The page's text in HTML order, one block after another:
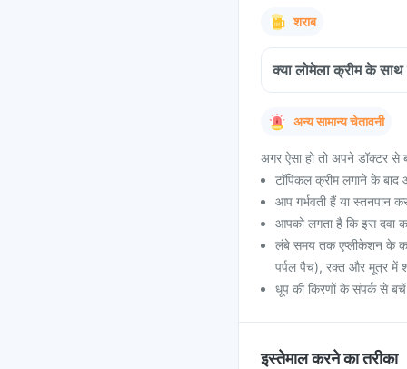
शराब
क्या लोमेला क्रीम के
अन्य सामान्य चेतावनी
अगर ऐसा हो तो अपने डॉक्टर से
टॉपिकल क्रीम लगाने के बाद
आप गर्भवती हैं या स्तनपान
आपको लगता है कि इस दवा
लंबे समय तक एप्लीकेशन के
पर्पल पैच), रक्त और मूत्र में
धूप की किरणों के संपर्क से
इस्तेमाल करने का तरीका